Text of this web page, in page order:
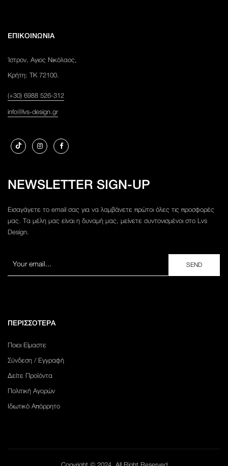
ΕΠΙΚΟΙΝΩΝΙΑ
Ίστρον, Αγιος Νικόλαος,
Κρήτη: ΤΚ 72100.
(+30) 6988 526-312
info@lvs-design.gr
NEWSLETTER SIGN-UP
Εισαγάγετε το email σας για να λαμβάνετε πρώτοι όλες τις προσφορές
μας. Τα μέλη μας είναι η δυναμή μας, μείνετε συντονισμένοι στο Lvs
Design.
ΠΕΡΙΣΣΟΤΕΡΑ
Ποιοι Είμαστε
Σύνδεση / Εγγραφή
Δείτε Προϊόντα
Πολιτική Αγορών
Ιδιωτικό Απόρρητο